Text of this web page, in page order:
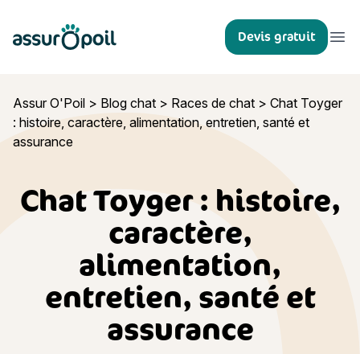
Assur O'Poil Devis gratuit
Assur O'Poil > Blog chat > Races de chat > Chat Toyger
: histoire, caractère, alimentation, entretien, santé et
assurance
Chat Toyger : histoire,
caractère,
alimentation,
entretien, santé et
assurance